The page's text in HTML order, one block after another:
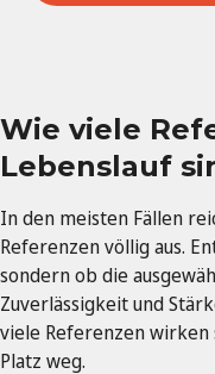
Wie viele
Lebenslauf
In den meisten Fällen
Referenzen völlig aus.
sondern ob die
Zuverlässigkeit und
viele Referenzen
Platz weg.